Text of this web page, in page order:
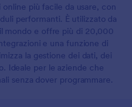
più facile da usare, con
performanti. È utilizzato da
mondo e offre più di 20,000
e una funzione di
la gestione dei dati, dei
Ideale per le aziende che
senza dover programmare.